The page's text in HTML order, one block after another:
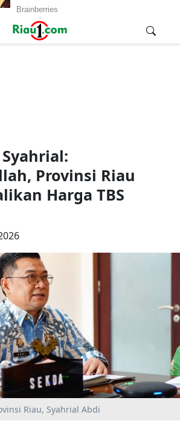
Provinsi Riau
Harga TBS
Riau, Syahrial Abdi